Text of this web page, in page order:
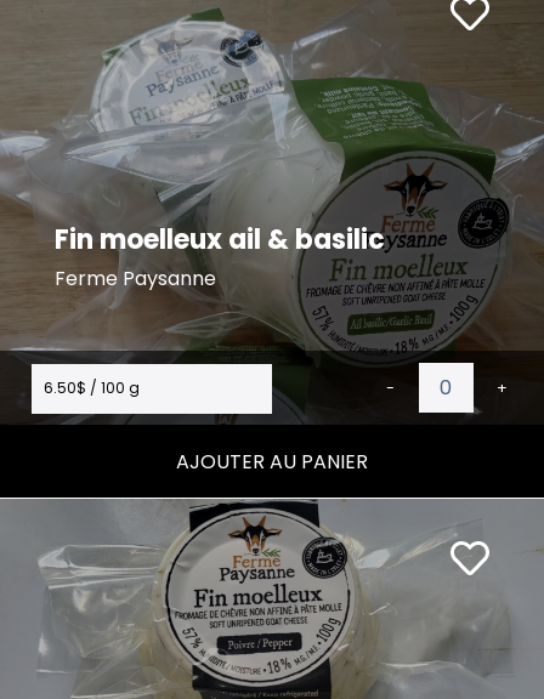
Fin moelleux ail & basilic
Ferme Paysanne
6.50$ / 100 g - +
AJOUTER AU PANIER